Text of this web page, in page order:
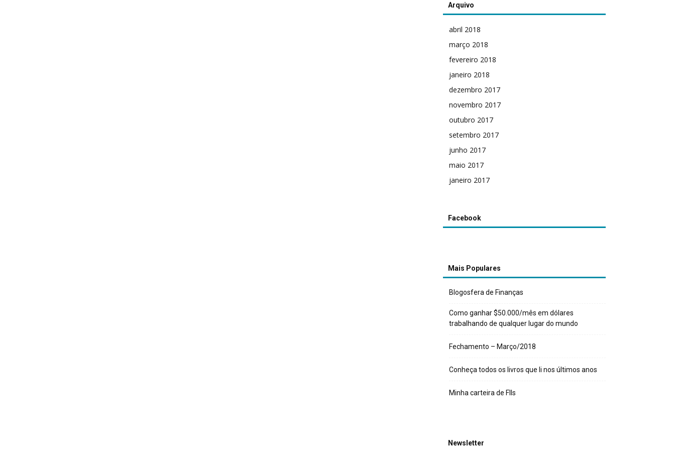
Arquivo
abril 2018
março 2018
fevereiro 2018
janeiro 2018
dezembro 2017
novembro 2017
outubro 2017
setembro 2017
junho 2017
maio 2017
janeiro 2017
Facebook
Mais Populares
Blogosfera de Finanças
Como ganhar $50.000/mês em dólares
trabalhando de qualquer lugar do mundo
Fechamento – Março/2018
Conheça todos os livros que li nos últimos anos
Minha carteira de FIIs
Newsletter